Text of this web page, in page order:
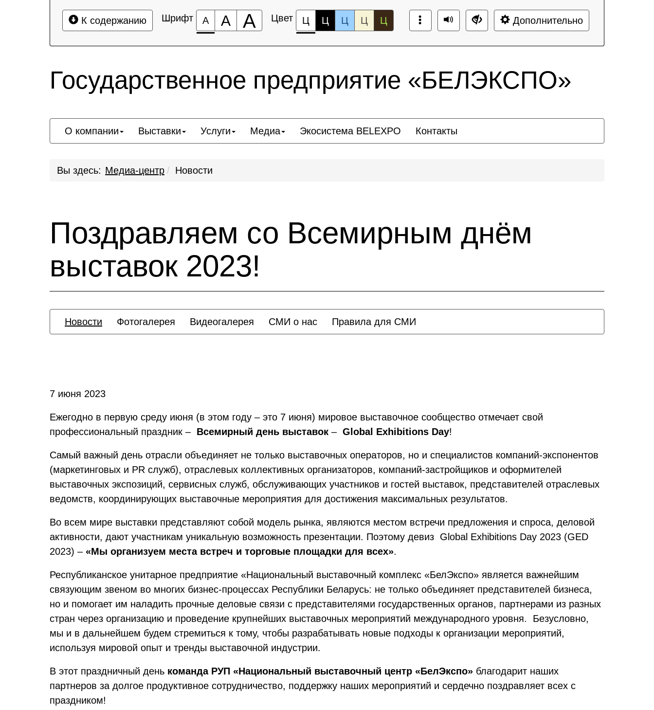
К содержанию Шрифт А А А Цвет Ц Ц Ц Ц Ц Дополнительно
Государственное предприятие «БЕЛЭКСПО»
О компании Выставки Услуги Медиа Экосистема BELEXPO Контакты
Вы здесь: Медиа-центр Новости
Поздравляем со Всемирным днём
выставок 2023!
Новости Фотогалерея Видеогалерея СМИ о нас Правила для СМИ
7 июня 2023
Ежегодно в первую среду июня (в этом году – это 7 июня) мировое выставочное сообщество отмечает свой
профессиональный праздник – Всемирный день выставок – Global Exhibitions Day!
Самый важный день отрасли объединяет не только выставочных операторов, но и специалистов компаний-экспонентов
(маркетинговых и PR служб), отраслевых коллективных организаторов, компаний-застройщиков и оформителей
выставочных экспозиций, сервисных служб, обслуживающих участников и гостей выставок, представителей отраслевых
ведомств, координирующих выставочные мероприятия для достижения максимальных результатов.
Во всем мире выставки представляют собой модель рынка, являются местом встречи предложения и спроса, деловой
активности, дают участникам уникальную возможность презентации. Поэтому девиз Global Exhibitions Day 2023 (GED
2023) – «Мы организуем места встреч и торговые площадки для всех».
Республиканское унитарное предприятие «Национальный выставочный комплекс «БелЭкспо» является важнейшим
связующим звеном во многих бизнес-процессах Республики Беларусь: не только объединяет представителей бизнеса,
но и помогает им наладить прочные деловые связи с представителями государственных органов, партнерами из разных
стран через организацию и проведение крупнейших выставочных мероприятий международного уровня. Безусловно,
мы и в дальнейшем будем стремиться к тому, чтобы разрабатывать новые подходы к организации мероприятий,
используя мировой опыт и тренды выставочной индустрии.
В этот праздничный день команда РУП «Национальный выставочный центр «БелЭкспо» благодарит наших
партнеров за долгое продуктивное сотрудничество, поддержку наших мероприятий и сердечно поздравляет всех с
праздником!